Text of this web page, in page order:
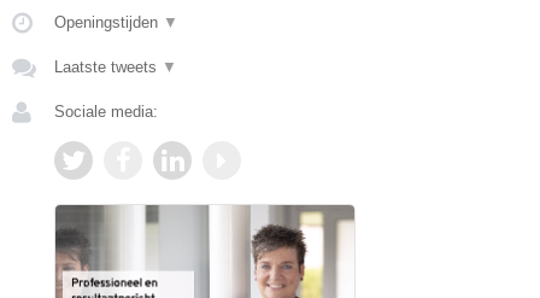
Openingstijden ▼
Laatste tweets ▼
Sociale media: